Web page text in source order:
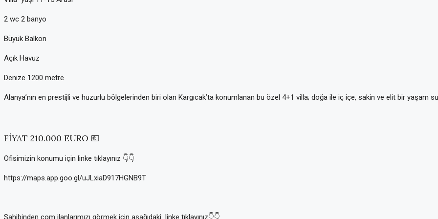
2 wc 2 banyo
Büyük Balkon
Açık Havuz
Denize 1200 metre
Alanya’nın en prestijli ve huzurlu bölgelerinden biri olan Kargıcak’ta konumlanan bu özel 4+1 villa; doğa ile iç içe, sakin ve elit bir yaşam
FİYAT 210.000 EURO 💶
Ofisimizin konumu için linke tıklayınız 👇👇
https://maps.app.goo.gl/uJLxiaD917HGNB9T
Sahibinden com ilanlarımızı görmek için aşağıdaki linke tıklayınız👇👇